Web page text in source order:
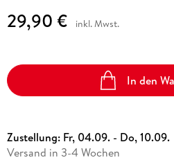
29,90 € inkl. Mwst.
In den
Zustellung: Fr, 04.09. - Do, 10.09.
Versand in 3-4 Wochen